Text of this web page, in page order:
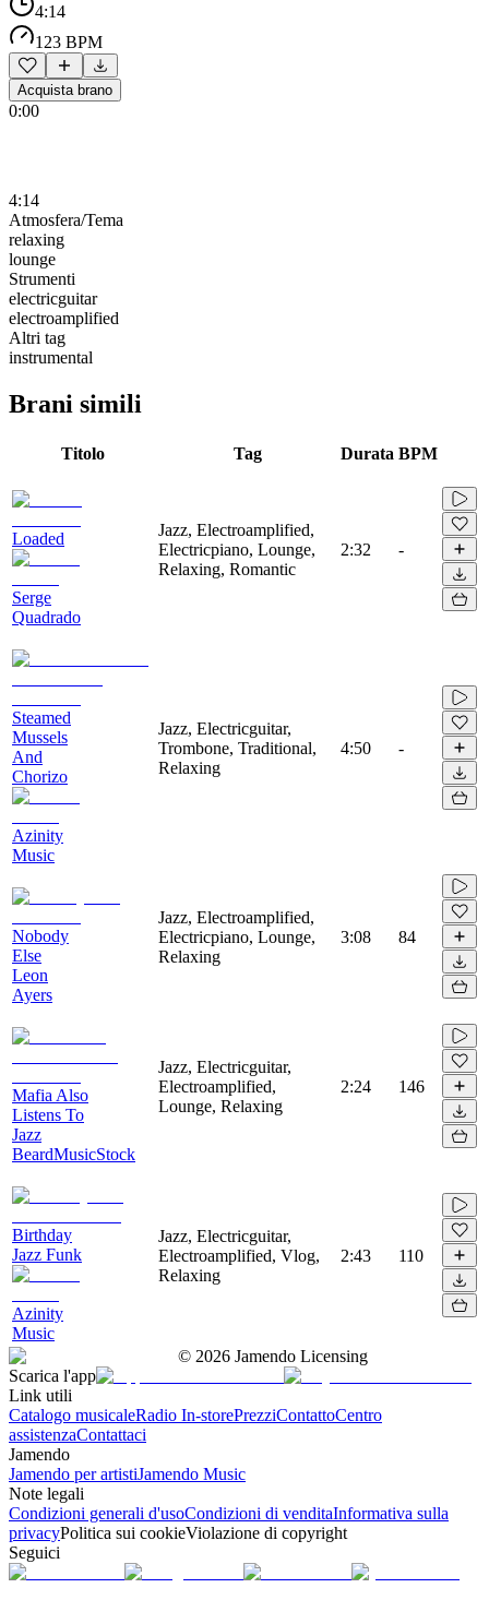
4:14
123 BPM
Acquista brano
0:00
4:14
Atmosfera/Tema
relaxing
lounge
Strumenti
electricguitar
electroamplified
Altri tag
instrumental
Brani simili
Titolo Tag Durata BPM
Loaded
Serge
Quadrado
Jazz, Electroamplified,
Electricpiano, Lounge,
Relaxing, Romantic
2:32 -
Steamed
Mussels
And
Chorizo
Azinity
Music
Jazz, Electricguitar,
Trombone, Traditional,
Relaxing
4:50 -
Nobody
Else
Leon
Ayers
Jazz, Electroamplified,
Electricpiano, Lounge,
Relaxing
3:08 84
Mafia Also
Listens To
Jazz
BeardMusicStock
Jazz, Electricguitar,
Electroamplified,
Lounge, Relaxing
2:24 146
Birthday
Jazz Funk
Azinity
Music
Jazz, Electricguitar,
Electroamplified, Vlog,
Relaxing
2:43 110
© 2026 Jamendo Licensing
Scarica l'app
Link utili
Catalogo musicaleRadio In-storePrezziContattoCentro
assistenzaContattaci
Jamendo
Jamendo per artistiJamendo Music
Note legali
Condizioni generali d'usoCondizioni di venditaInformativa sulla
privacyPolitica sui cookieViolazione di copyright
Seguici